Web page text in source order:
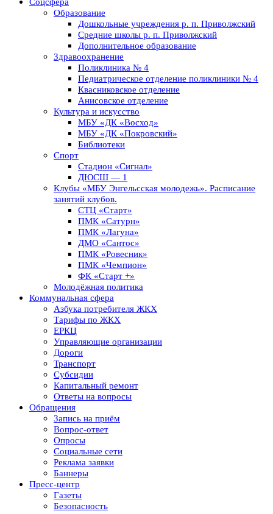
Соцсфера
Образование
Дошкольные учреждения р. п. Приволжский
Средние школы р. п. Приволжский
Дополнительное образование
Здравоохранение
Поликлиника № 4
Педиатрическое отделение поликлиники № 4
Квасниковское отделение
Анисовское отделение
Культура и искусство
МБУ «ДК «Восход»
МБУ «ДК «Покровский»
Библиотеки
Спорт
Стадион «Сигнал»
ДЮСШ — 1
Клубы «МБУ Энгельсская молодежь». Расписание
занятий клубов.
СТЦ «Старт»
ПМК «Сатурн»
ПМК «Лагуна»
ДМО «Сантос»
ПМК «Ровесник»
ПМК «Чемпион»
ФК «Старт +»
Молодёжная политика
Коммунальная сфера
Азбука потребителя ЖКХ
Тарифы по ЖКХ
ЕРКЦ
Управляющие организации
Дороги
Транспорт
Субсидии
Капитальный ремонт
Ответы на вопросы
Обращения
Запись на приём
Вопрос-ответ
Опросы
Социальные сети
Реклама заявки
Баннеры
Пресс-центр
Газеты
Безопасность